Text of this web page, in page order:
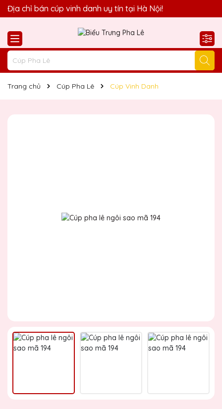
Quà Tặng Biểu Trưng Pha Lê QTG xin chào Quý Khách!
Địa chỉ bán cúp vinh danh uy tín tại Hà Nội!
Trang chủ Cúp Pha Lê Cúp Vinh Danh